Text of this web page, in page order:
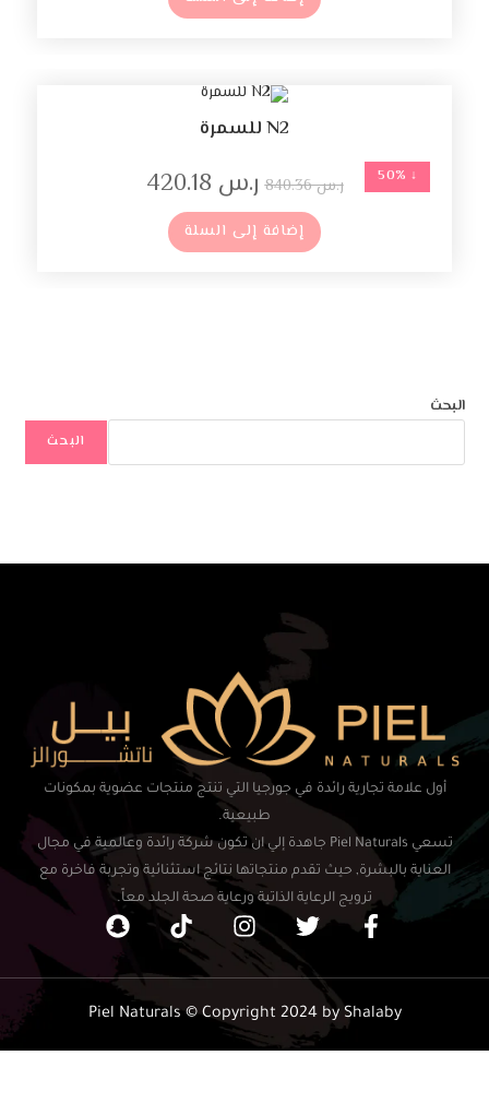
↓ 50%
N2 للسمرة
ر.س840.36 ر.س
إضافة إلى السلة
البحث
البحث
أول علامة تجارية رائدة في جورجيا التي تنتج منتجات عضوية بمكونات
طبيعية.
تسعي Piel Naturals جاهدة إلي ان تكون شركة رائدة وعالمية في مجال
العناية بالبشرة, حيث تقدم منتجاتها نتائج استثنائية وتجربة فاخرة مع
ترويج الرعاية الذاتية ورعاية صحة الجلد معاً.
Piel Naturals © Copyright 2024 by Shalaby